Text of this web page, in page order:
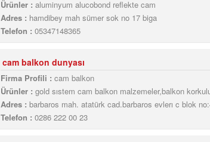
Ürünler : aluminyum alucobond reflekte cam
Adres : hamdibey mah sümer sok no 17 biga
Telefon : 05347148365
cam balkon dunyası
Firma Profili : cam balkon
Ürünler : gold sıstem cam balkon malzemeler,balkon
Adres : barbaros mah. atatürk cad.barbaros evlerı c blok
Telefon : 0286 222 00 23